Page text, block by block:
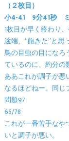
（２枚目）
小4-41 9分41秒
1枚目が早く終わり
途端、“飽きた”と思
鳥の目虫の目になろ
ているのに、約分の
ああこれが調子が悪
なるほどねー。同じ
問題97
65/78
これが一番苦手なや
いと調子が悪い。